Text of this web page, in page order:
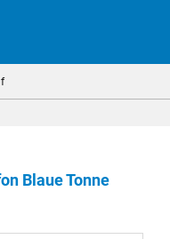
Blaue Tonne